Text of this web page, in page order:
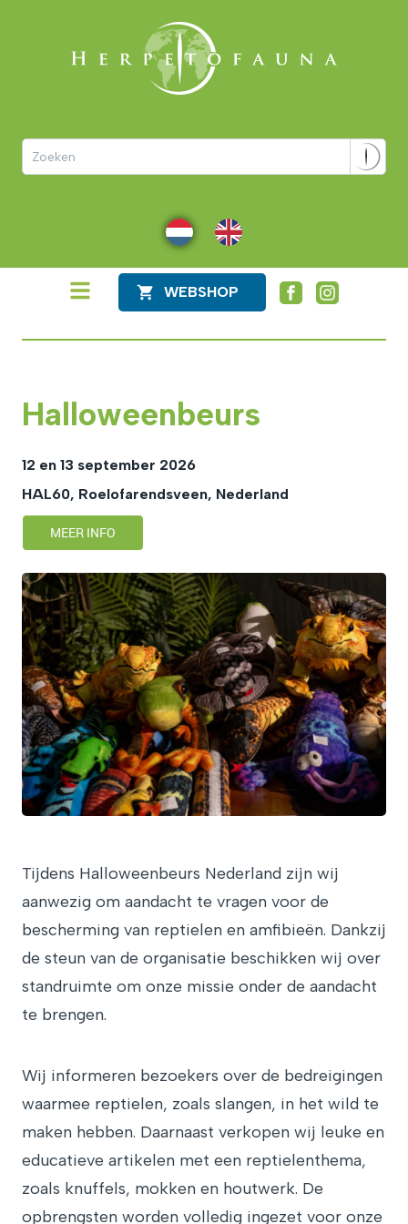
NL EN
WEBSHOP
Halloweenbeurs
12 en 13 september 2026
HAL60, Roelofarendsveen, Nederland
MEER INFO
Tijdens Halloweenbeurs Nederland zijn wij
aanwezig om aandacht te vragen voor de
bescherming van reptielen en amfibieën. Dankzij
de steun van de organisatie beschikken wij over
standruimte om onze missie onder de aandacht
te brengen.
Wij informeren bezoekers over de bedreigingen
waarmee reptielen, zoals slangen, in het wild te
maken hebben. Daarnaast verkopen wij leuke en
educatieve artikelen met een reptielenthema,
zoals knuffels, mokken en houtwerk. De
opbrengsten worden volledig ingezet voor onze